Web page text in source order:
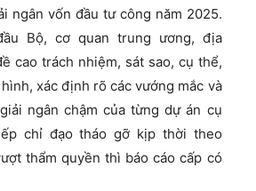
ngân vốn đầu tư công năm 2025.
Bộ, cơ quan trung ương, địa
cao trách nhiệm, sát sao, cụ thể,
xác định rõ các vướng mắc và
ngân chậm của từng dự án cụ
chỉ đạo tháo gỡ kịp thời theo
thẩm quyền thì báo cáo cấp có